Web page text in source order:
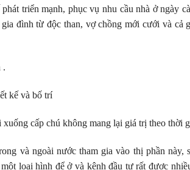
triển mạnh, phục vụ nhu cầu nhà ở ngày
đình từ độc than, vợ chồng mới cưới và cả
.
kế và bố trí
cấp chú không mang lại giá trị theo thời
và ngoài nước tham gia vào thị phần này,
loại hình để ở và kênh đầu tư rất được